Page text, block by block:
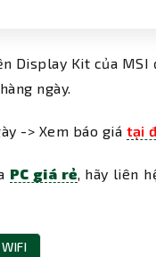
Display Kit của
ngày.
-> Xem báo giá tại
PC giá rẻ, hãy liên